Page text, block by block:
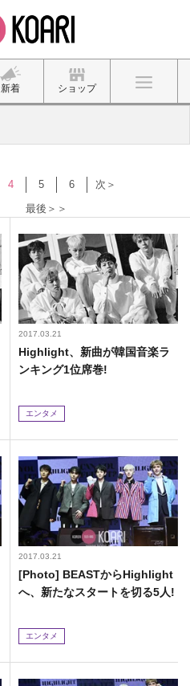
新着 ショップ
4 5 6
次＞
最後＞＞
2017.03.21
Highlight、新曲が韓国音楽ラ
ンキング1位席巻!
エンタメ
2017.03.21
[Photo] BEASTからHighlight
へ、新たなスタートを切る5人!
エンタメ